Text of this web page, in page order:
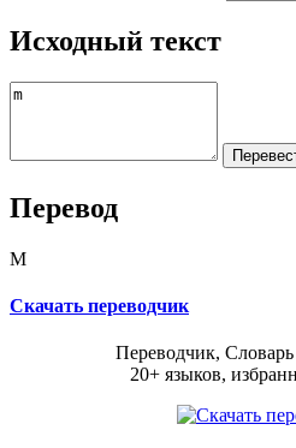
Исходный текст
Перевод
М
Скачать переводчик
Переводчик,
20+ языков,